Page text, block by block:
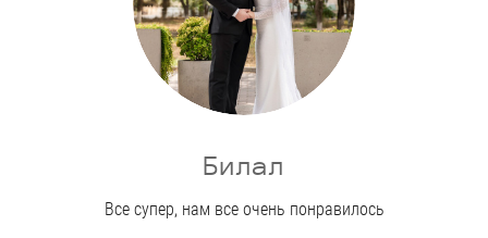
Билал
Все супер, нам все очень понравилось